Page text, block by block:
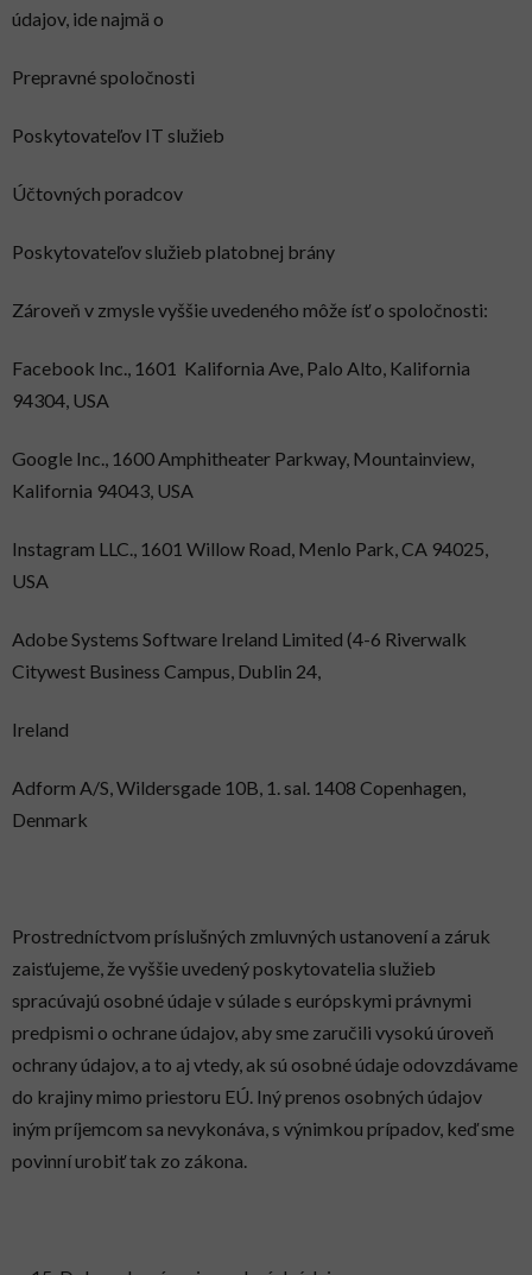
údajov, ide najmä o
Prepravné spoločnosti
Poskytovateľov IT služieb
Účtovných poradcov
Poskytovateľov služieb platobnej brány
Zároveň v zmysle vyššie uvedeného môže ísť o spoločnosti:
Facebook Inc., 1601 Kalifornia Ave, Palo Alto, Kalifornia
94304, USA
Google Inc., 1600 Amphitheater Parkway, Mountainview,
Kalifornia 94043, USA
Instagram LLC., 1601 Willow Road, Menlo Park, CA 94025,
USA
Adobe Systems Software Ireland Limited (4-6 Riverwalk
Citywest Business Campus, Dublin 24,
Ireland
Adform A/S, Wildersgade 10B, 1. sal. 1408 Copenhagen,
Denmark
Prostredníctvom príslušných zmluvných ustanovení a záruk
zaisťujeme, že vyššie uvedený poskytovatelia služieb
spracúvajú osobné údaje v súlade s európskymi právnymi
predpismi o ochrane údajov, aby sme zaručili vysokú úroveň
ochrany údajov, a to aj vtedy, ak sú osobné údaje odovzdávame
do krajiny mimo priestoru EÚ. Iný prenos osobných údajov
iným príjemcom sa nevykonáva, s výnimkou prípadov, keď sme
povinní urobiť tak zo zákona.